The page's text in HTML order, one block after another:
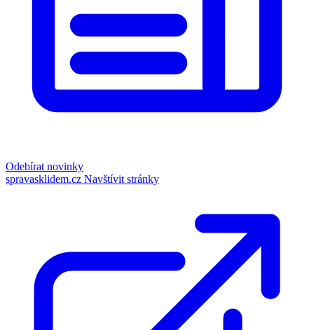
Odebírat novinky
spravasklidem.cz Navštívit stránky